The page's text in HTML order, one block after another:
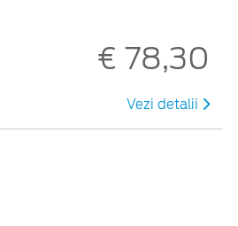
€ 78,30
Vezi detalii